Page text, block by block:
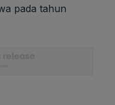
pada tahun